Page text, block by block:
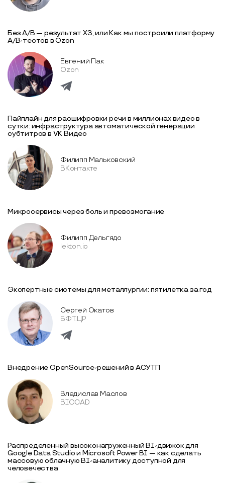
Без A/B — результат XЗ, или Как мы построили платформу
A/B-тестов в Ozon
Евгений Пак
Ozon
Пайплайн для расшифровки речи в миллионах видео в
сутки: инфраструктура автоматической генерации
субтитров в VK Видео
Филипп Мальковский
ВКонтакте
Микросервисы через боль и превозмогание
Филипп Дельгядо
lekton.io
Экспертные системы для металлургии: пятилетка за год
Сергей Окатов
БФТ.ЦР
Внедрение OpenSource-решений в АСУТП
Владислав Маслов
BIOCAD
Распределенный высоконагруженный BI-движок для
Google Data Studio и Microsoft Power BI — как сделать
массовую облачную BI-аналитику доступной для
человечества